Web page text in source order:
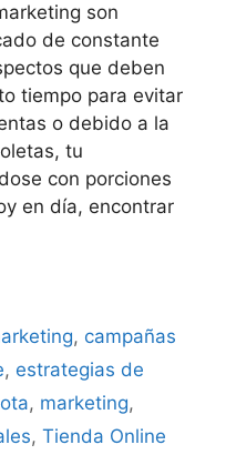
son
de constante
que deben
tiempo para evitar
o debido a la
tu
con porciones
en día, encontrar
, campañas
, estrategias de
, marketing,
, Tienda Online